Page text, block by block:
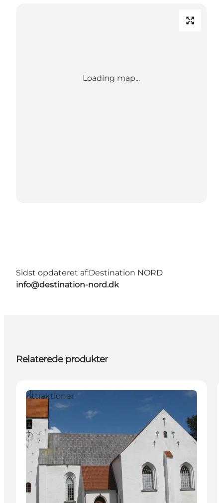
Loading map...
Sidst opdateret af:Destination NORD
info@destination-nord.dk
Relaterede produkter
Attraktioner